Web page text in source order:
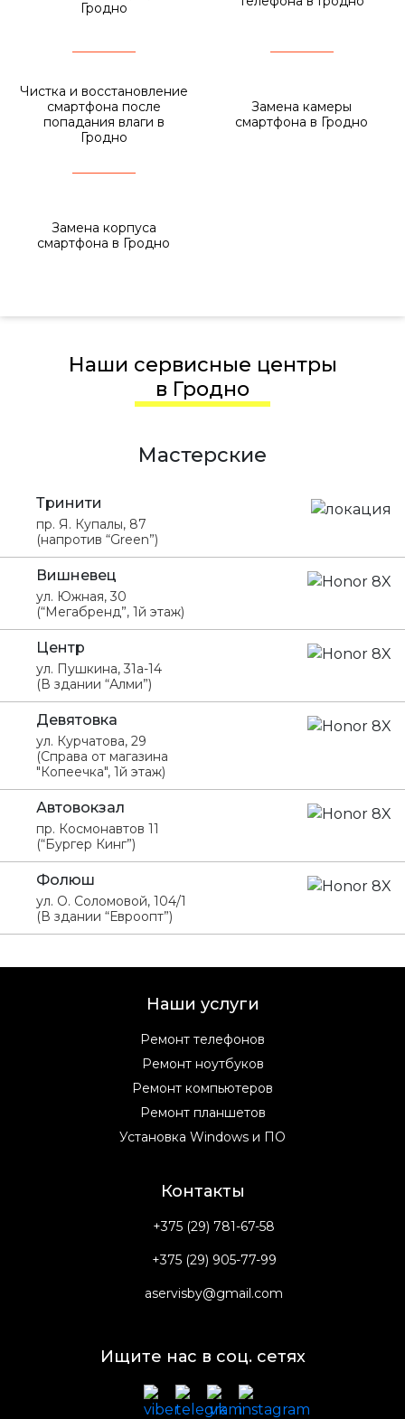
Гродно
Чистка и восстановление
смартфона после
попадания влаги в
Гродно
Замена камеры
смартфона в Гродно
Замена корпуса
смартфона в Гродно
Наши сервисные центры
в Гродно
Мастерские
Тринити
пр. Я. Купалы, 87
(напротив “Green”)
Вишневец
ул. Южная, 30
(“Мегабренд”, 1й этаж)
Центр
ул. Пушкина, 31а-14
(В здании “Алми”)
Девятовка
ул. Курчатова, 29
(Справа от магазина
"Копеечка", 1й этаж)
Автовокзал
пр. Космонавтов 11
(“Бургер Кинг”)
Фолюш
ул. О. Соломовой, 104/1
(В здании “Евроопт”)
Наши услуги
Ремонт телефонов
Ремонт ноутбуков
Ремонт компьютеров
Ремонт планшетов
Установка Windows и ПО
Контакты
+375 (29) 781-67-58
+375 (29) 905-77-99
aservisby@gmail.com
Ищите нас в соц. сетях